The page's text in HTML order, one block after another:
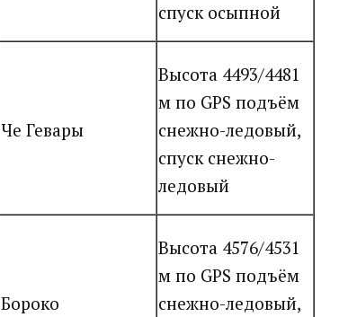
спуск осыпной
Че Гевары
Высота 4493/4481
м по GPS подъём
снежно-ледовый,
спуск снежно-
ледовый
Бороко
Высота 4576/4531
м по GPS подъём
снежно-ледовый,